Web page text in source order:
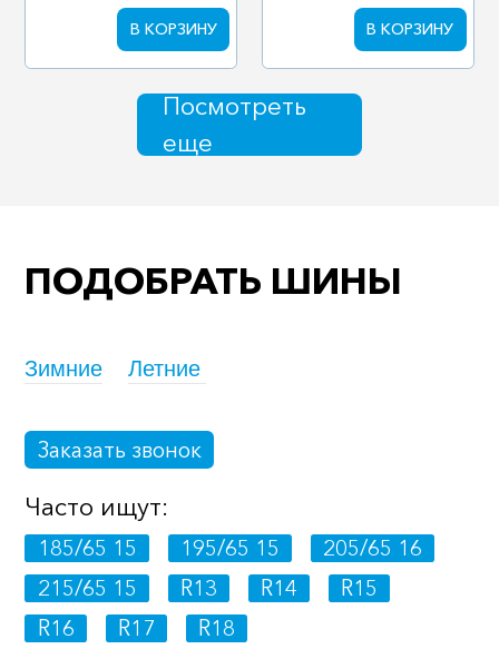
В КОРЗИНУ В КОРЗИНУ
Посмотреть
еще
ПОДОБРАТЬ ШИНЫ
Зимние Летние
Заказать звонок
Часто ищут:
185/65 15 195/65 15
205/65 16
215/65 15
R13 R14
R15
R16
R17 R18